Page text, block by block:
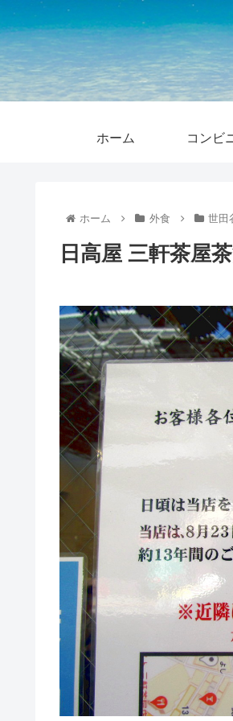
ホーム コンビ
ホーム 外食 世田
日高屋 三軒茶屋